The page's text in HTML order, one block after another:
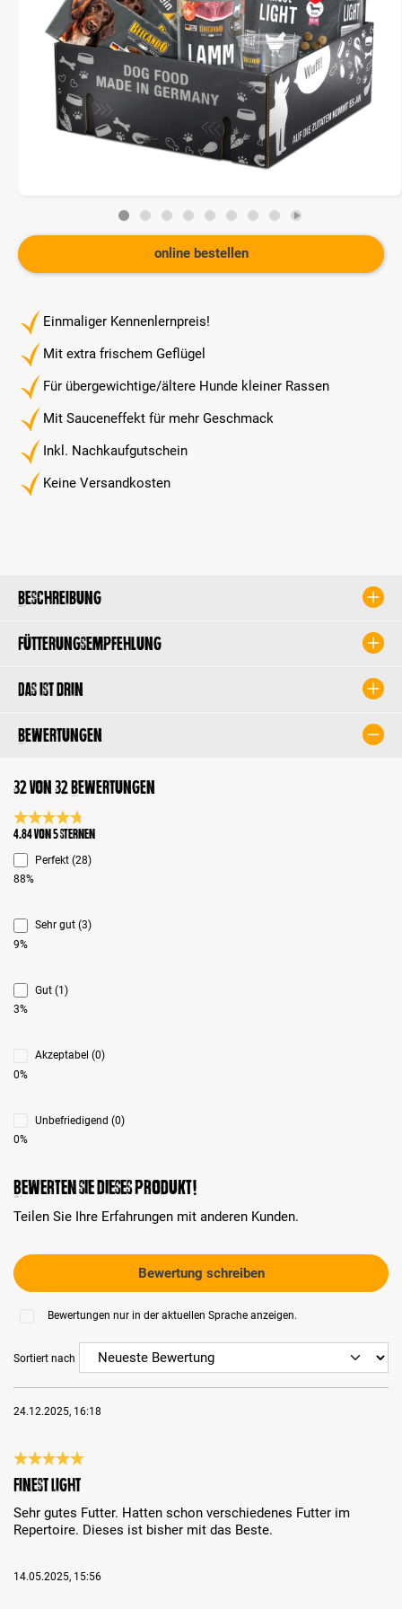
Einmaliger Kennenlernpreis!
Mit extra frischem Geflügel
Für übergewichtige/ältere Hunde kleiner Rassen
Mit Sauceneffekt für mehr Geschmack
Inkl. Nachkaufgutschein
Keine Versandkosten
online bestellen
Beschreibung
Fütterungsempfehlung
Das ist drin
Bewertungen
32 von 32 Bewertungen
Durchschnittliche Bewertung 4.8 von 5 Sternen
4.84 von 5 Sternen
Perfekt (28)
88%
Sehr gut (3)
9%
Gut (1)
3%
Akzeptabel (0)
0%
Unbefriedigend (0)
0%
Bewerten Sie dieses Produkt!
Teilen Sie Ihre Erfahrungen mit anderen Kunden.
Bewertung schreiben
Bewertungen nur in der aktuellen Sprache anzeigen.
Sortiert nach
24.12.2025, 16:18
Bewertung mit 5 von 5 Sternen
Finest Light
Sehr gutes Futter. Hatten schon verschiedenes Futter im
Repertoire. Dieses ist bisher mit das Beste.
14.05.2025, 15:56